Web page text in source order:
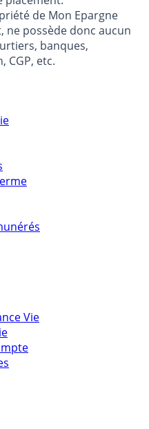
de Mon Epargne
ne possède donc aucun
banques,
CGP, etc.
Vie